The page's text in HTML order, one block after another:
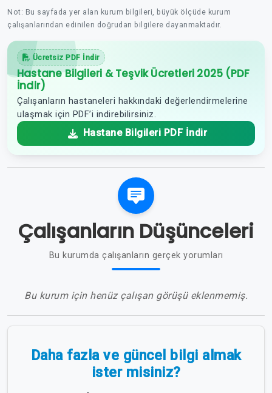
Not: Bu sayfada yer alan kurum bilgileri, büyük ölçüde kurum
çalışanlarından edinilen doğrudan bilgilere dayanmaktadır.
Ücretsiz PDF İndir
Hastane Bilgileri & Teşvik Ücretleri 2025 (PDF
İndir)
Çalışanların hastaneleri hakkındaki değerlendirmelerine
ulaşmak için PDF’i indirebilirsiniz.
Hastane Bilgileri PDF İndir
Çalışanların Düşünceleri
Bu kurumda çalışanların gerçek yorumları
Bu kurum için henüz çalışan görüşü eklenmemiş.
Daha fazla ve güncel bilgi almak
ister misiniz?